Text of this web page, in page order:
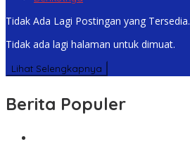
Tidak Ada Lagi Postingan yang Tersedia.
Tidak ada lagi halaman untuk dimuat.
Lihat Selengkapnya
Berita Populer